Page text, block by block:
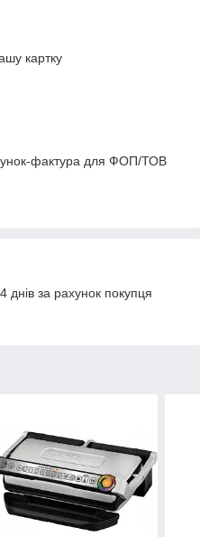
картку
фактура для ФОП/ТОВ
за рахунок покупця